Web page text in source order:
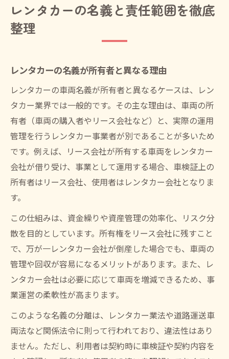
事業開始時における許可と手続きの要点
レンタカー開業でよくある手続きの失敗例
レンタカー事業開始時の許可不要ケースと
は
レンタカー業法違反を防ぐためのポイント
レンタカーの開業一台から始める際の注意
点
レンタカーを友人が運転する際の注意点
レンタカーを友達が運転できる条件を整理
レンタカー契約時の運転者登録とその義務
友人運転時のレンタカー保険補償範囲の確
認
運転交代時に必要なレンタカーの手続き
無許可運用のリスクと違反時の対応策
把握
レンタカー業法違反で起こる主なトラブル
例
レンタカーの名義と責任範囲を徹底
整理
レンタカーの名義が所有者と異なる理由
レンタカーの車両名義が所有者と異なるケースは、レン
タカー業界では一般的です。その主な理由は、車両の所
有者（車両の購入者やリース会社など）と、実際の運用
管理を行うレンタカー事業者が別であることが多いため
です。例えば、リース会社が所有する車両をレンタカー
会社が借り受け、事業として運用する場合、車検証上の
所有者はリース会社、使用者はレンタカー会社となりま
す。
この仕組みは、資金繰りや資産管理の効率化、リスク分
散を目的としています。所有権をリース会社に残すこと
で、万が一レンタカー会社が倒産した場合でも、車両の
管理や回収が容易になるメリットがあります。また、レ
ンタカー会社は必要に応じて車両を増減できるため、事
業運営の柔軟性が高まります。
このような名義の分離は、レンタカー業法や道路運送車
両法など関係法令に則って行われており、違法性はあり
ません。ただし、利用者は契約時に車検証や契約内容を